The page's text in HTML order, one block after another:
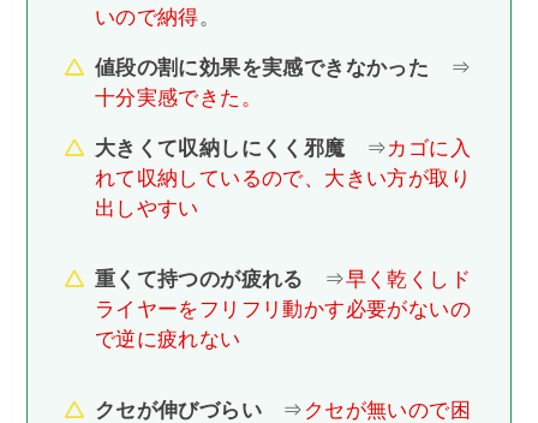
いので納得。
値段の割に効果を実感できなかった ⇒
十分実感できた。
大きくて収納しにくく邪魔 ⇒カゴに入
れて収納しているので、大きい方が取り
出しやすい
重くて持つのが疲れる ⇒早く乾くしド
ライヤーをフリフリ動かす必要がないの
で逆に疲れない
クセが伸びづらい⇒ クセが無いので困